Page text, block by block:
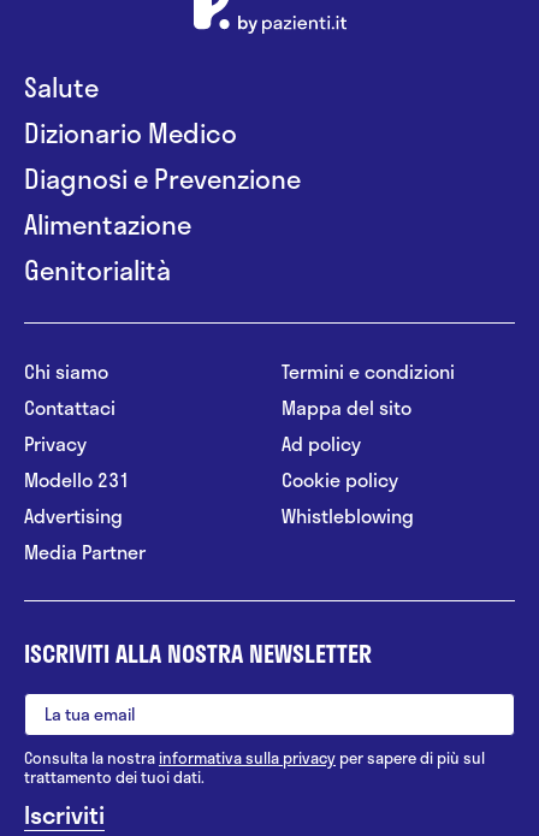
Salute
Dizionario Medico
Diagnosi e Prevenzione
Alimentazione
Genitorialità
Chi siamo
Contattaci
Privacy
Modello 231
Advertising
Media Partner
Termini e condizioni
Mappa del sito
Ad policy
Cookie policy
Whistleblowing
ISCRIVITI ALLA NOSTRA NEWSLETTER
Consulta la nostrainformativa sulla privacy per sapere di più sul
trattamento dei tuoi dati.